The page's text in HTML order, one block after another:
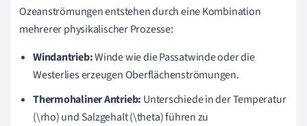
Ozeanströmungen entstehen durch eine Kombination
mehrerer physikalischer Prozesse:
Windantrieb:Winde wie die Passatwinde oder die
Westerlies erzeugen Oberflächenströmungen.
Thermohaliner Antrieb: Unterschiede in der Temperatur
(\rho) und Salzgehalt (\theta) führen zu